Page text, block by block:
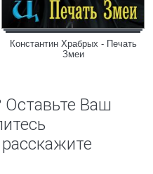
Константин Храбрых - Печать
Змеи
Оставьте Ваш